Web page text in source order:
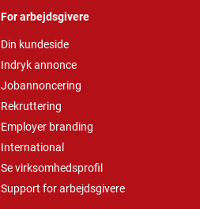
For arbejdsgivere
Din kundeside
Indryk annonce
Jobannoncering
Rekruttering
Employer branding
International
Se virksomhedsprofil
Support for arbejdsgivere